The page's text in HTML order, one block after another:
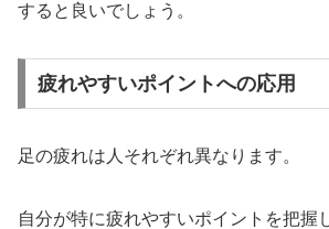
すると良いでしょう。
疲れやすいポイントへの応用
足の疲れは人それぞれ異なります。
自分が特に疲れやすいポイントを把握